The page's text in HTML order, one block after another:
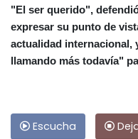
"El ser querido",
expresar su punto de
actualidad internacional,
llamando más todavía"
Escucha